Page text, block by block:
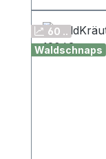
60 ..
Waldschnaps